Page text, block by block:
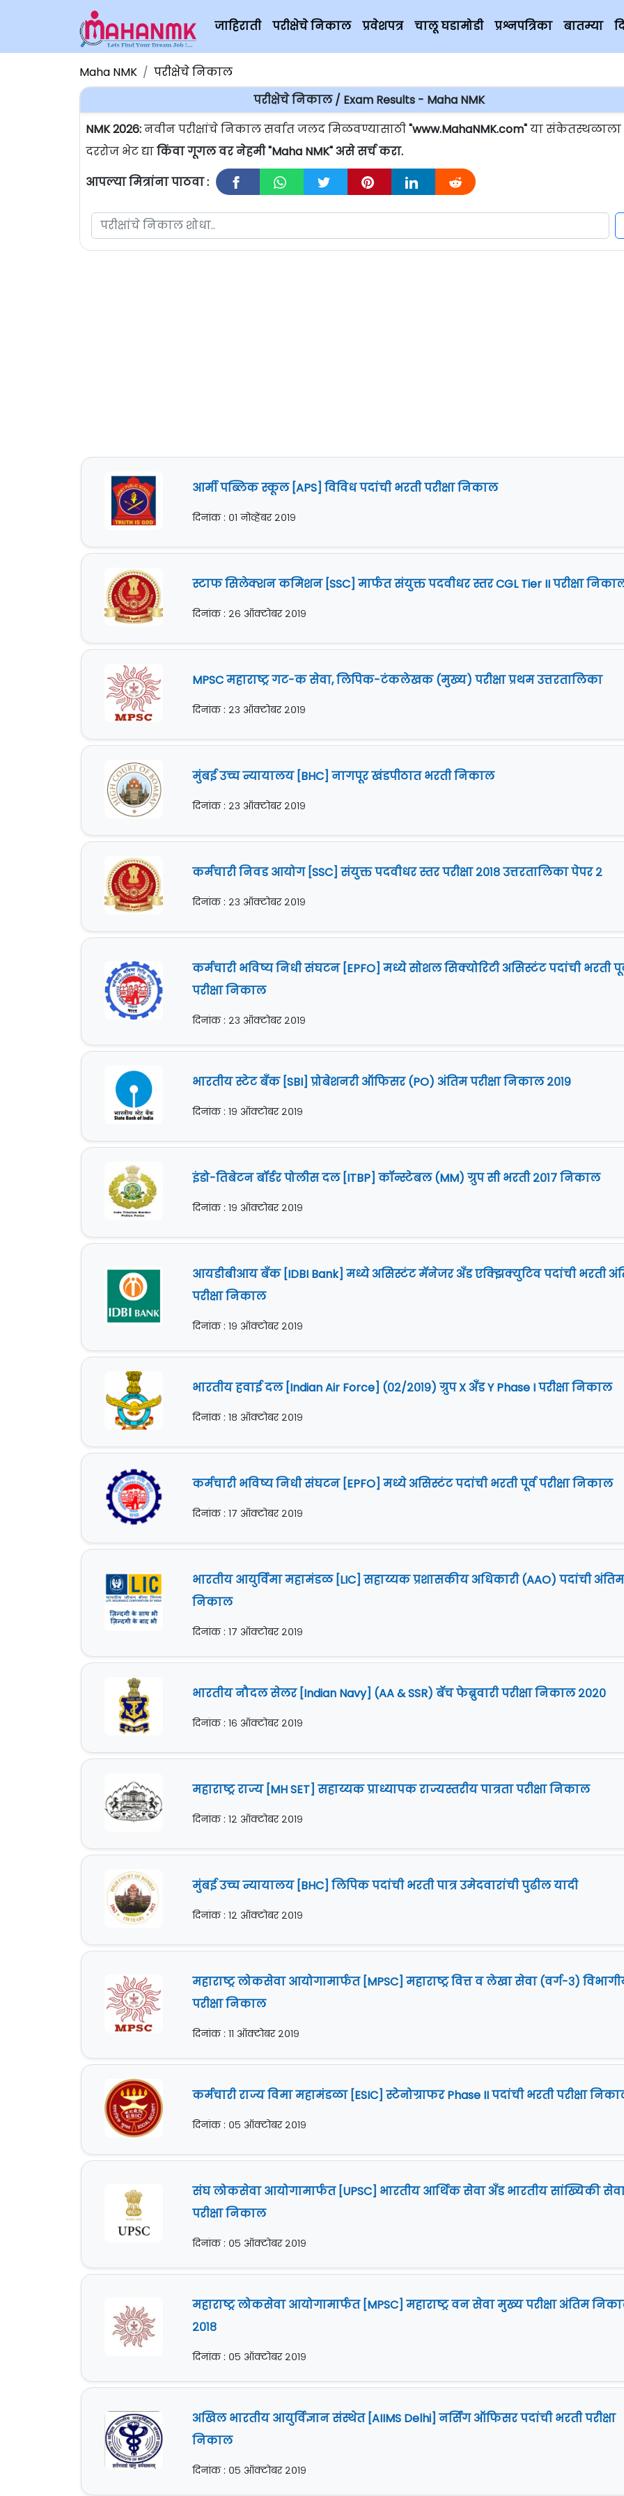
जाहिराती परीक्षेचे निकाल प्रवेशपत्र चालू घडामोडी प्रश्नपत्रिका बातम्या
Maha NMK
परीक्षेचे निकाल
परीक्षेचे निकाल / Exam Results - Maha NMK
NMK 2026:नवीन परीक्षांचे निकाल सर्वात जलद मिळवण्यासाठी"www.MahaNMK.com"या संकेतस्थळाला
दररोज भेट द्याकिंवा गूगल वर नेहमी "Maha NMK" असे सर्च करा.
आपल्या मित्रांना पाठवा :
आर्मी पब्लिक स्कूल [APS] विविध पदांची भरती परीक्षा निकाल
दिनांक : ०१ नोव्हेंबर २०१९
स्टाफ सिलेक्शन कमिशन [SSC] मार्फत संयुक्त पदवीधर स्तर CGL Tier II परीक्षा
दिनांक : २६ ऑक्टोबर २०१९
MPSC महाराष्ट्र गट-क सेवा, लिपिक-टंकलेखक (मुख्य) परीक्षा प्रथम उत्तरतालिका
दिनांक : २३ ऑक्टोबर २०१९
मुंबई उच्च न्यायालय [BHC] नागपूर खंडपीठात भरती निकाल
दिनांक : २३ ऑक्टोबर २०१९
कर्मचारी निवड आयोग [SSC] संयुक्त पदवीधर स्तर परीक्षा २०१८ उत्तरतालिका पेपर २
दिनांक : २३ ऑक्टोबर २०१९
कर्मचारी भविष्य निधी संघटन [EPFO] मध्ये सोशल सिक्योरिटी असिस्टंट पदांची भरती
परीक्षा निकाल
दिनांक : २३ ऑक्टोबर २०१९
भारतीय स्टेट बँक [SBI] प्रोबेशनरी ऑफिसर (PO) अंतिम परीक्षा निकाल २०१९
दिनांक : १९ ऑक्टोबर २०१९
इंडो-तिबेटन बॉर्डर पोलीस दल [ITBP] कॉन्स्टेबल (MM) ग्रुप सी भरती २०१७ निकाल
दिनांक : १९ ऑक्टोबर २०१९
आयडीबीआय बँक [IDBI Bank] मध्ये असिस्टंट मॅनेजर अँड एक्झिक्युटिव पदांची भरती
परीक्षा निकाल
दिनांक : १९ ऑक्टोबर २०१९
भारतीय हवाई दल [Indian Air Force] (०२/२०१९) ग्रुप X अँड Y Phase I परीक्षा निकाल
दिनांक : १८ ऑक्टोबर २०१९
कर्मचारी भविष्य निधी संघटन [EPFO] मध्ये असिस्टंट पदांची भरती पूर्व परीक्षा निकाल
दिनांक : १७ ऑक्टोबर २०१९
भारतीय आयुर्विमा महामंडळ [LIC] सहाय्यक प्रशासकीय अधिकारी (AAO) पदांची अंतिम
निकाल
दिनांक : १७ ऑक्टोबर २०१९
भारतीय नौदल सेलर [Indian Navy] (AA & SSR) बॅच फेब्रुवारी परीक्षा निकाल २०२०
दिनांक : १६ ऑक्टोबर २०१९
महाराष्ट्र राज्य [MH SET] सहाय्यक प्राध्यापक राज्यस्तरीय पात्रता परीक्षा निकाल
दिनांक : १२ ऑक्टोबर २०१९
मुंबई उच्च न्यायालय [BHC] लिपिक पदांची भरती पात्र उमेदवारांची पुढील यादी
दिनांक : १२ ऑक्टोबर २०१९
महाराष्ट्र लोकसेवा आयोगामार्फत [MPSC] महाराष्ट्र वित्त व लेखा सेवा (वर्ग-३)
परीक्षा निकाल
दिनांक : ११ ऑक्टोबर २०१९
कर्मचारी राज्य विमा महामंडळा [ESIC] स्टेनोग्राफर Phase II पदांची भरती परीक्षा
दिनांक : ०५ ऑक्टोबर २०१९
संघ लोकसेवा आयोगामार्फत [UPSC] भारतीय आर्थिक सेवा अँड भारतीय सांख्यिकी
परीक्षा निकाल
दिनांक : ०५ ऑक्टोबर २०१९
महाराष्ट्र लोकसेवा आयोगामार्फत [MPSC] महाराष्ट्र वन सेवा मुख्य परीक्षा अंतिम
२०१८
दिनांक : ०५ ऑक्टोबर २०१९
अखिल भारतीय आयुर्विज्ञान संस्थेत [AIIMS Delhi] नर्सिंग ऑफिसर पदांची भरती परीक्षा
निकाल
दिनांक : ०५ ऑक्टोबर २०१९